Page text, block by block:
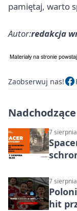
pamiętaj, warto
Autor:redakcja
Zaobserwuj nas!
7
7
hit